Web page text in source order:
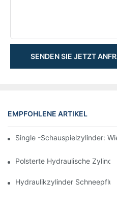
SENDEN SIE JETZT
EMPFOHLENE ARTIKEL
Single -Schauspielzylinder:
Polsterte Hydraulische
Hydraulikzylinder